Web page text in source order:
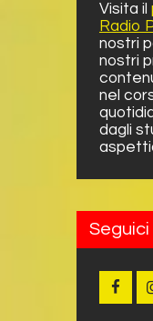
Visita il
Radio
nostri
nostri
nel
dagli
Seguici